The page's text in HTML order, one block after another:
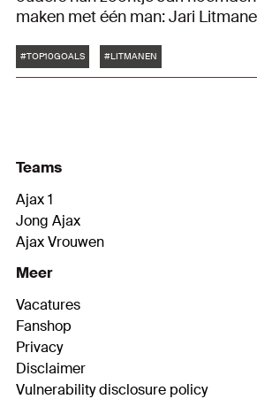
maken met één man: Jari
goals en zijn fabelachtige techniek
publiekslieveling bij Ajax.
een rijtje gezet.
Tags
#TOP10GOALS #LITMANEN
Teams
Ajax 1
Jong Ajax
Ajax Vrouwen
Meer
Vacatures
Fanshop
Privacy
Disclaimer
Vulnerability disclosure policy